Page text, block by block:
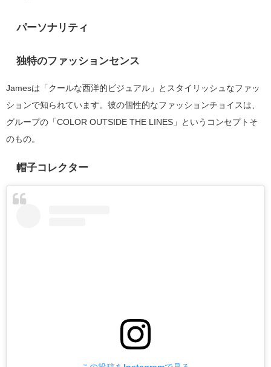
パーソナリティ
独特のファッションセンス
Jamesは「クールな西洋的ビジュアル」とスタイリッシュなファッ
ションで知られています。彼の個性的なファッションチョイスは、
グループの「COLOR OUTSIDE THE LINES」というコンセプトそ
のもの。
帽子コレクター